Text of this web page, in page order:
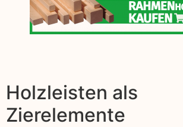
Holzleisten als
Zierelemente